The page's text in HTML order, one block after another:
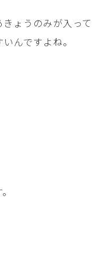
ょうのみが入って
んですよね。